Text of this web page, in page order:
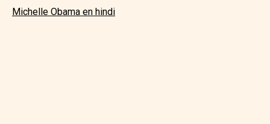
Michelle Obama en hindi